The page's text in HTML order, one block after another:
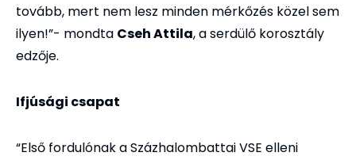
tovább, mert nem lesz minden mérkőzés közel sem
ilyen!”- mondta Cseh Attila, a serdülő korosztály
edzője.
Ifjúsági csapat
“Első fordulónak a Százhalombattai VSE elleni